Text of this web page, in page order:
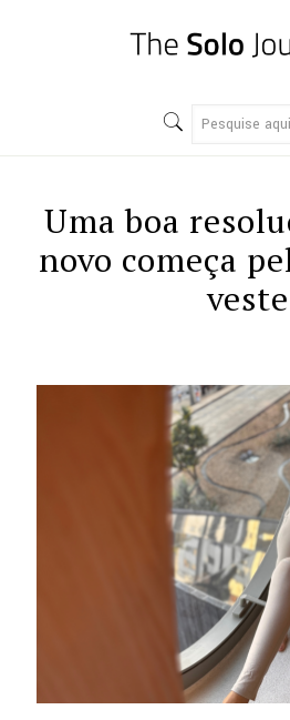
Uma boa
novo começa
veste